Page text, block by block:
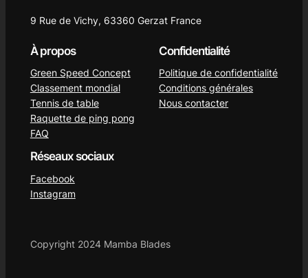
9 Rue de Vichy, 63360 Gerzat France
À propos
Green Speed Concept
Classement mondial
Tennis de table
Raquette de ping pong
FAQ
Confidentialité
Politique de confidentialité
Conditions générales
Nous contacter
Réseaux sociaux
Facebook
Instagram
Copyright 2024 Mamba Blades